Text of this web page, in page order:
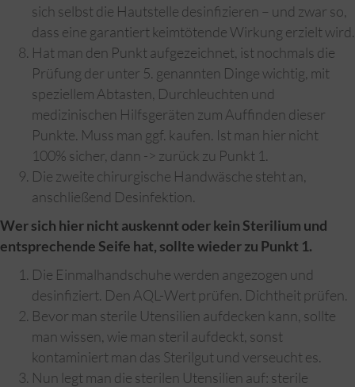
sich selbst die Hautstelle desinfizieren – und zwar so,
dass eine garantiert keimtötende Wirkung erzielt wird.
Hat man den Punkt aufgezeichnet, ist nochmals die
Prüfung der unter 5. genannten Dinge wichtig, mit
speziellem Abtasten, Durchleuchten und
medizinischen Hilfsgeräten zum Auffinden dieser
Punkte. Muss man ggf. kaufen. Ist man hier nicht
100% sicher, dann -> zurück zu Punkt 1.
Die zweite chirurgische Handwäsche steht an,
anschließend Desinfektion.
Wer sich hier nicht auskennt oder kein Sterilium und
entsprechende Seife hat, sollte wieder zu Punkt 1.
Die Einmalhandschuhe werden angezogen und
desinfiziert. Den AQL-Wert prüfen. Dichtheit prüfen.
Bevor man sterile Utensilien aufdecken kann, sollte
man wissen, wie man steril aufdeckt, sonst
kontaminiert man das Sterilgut und verseucht es.
Nun legt man die sterilen Utensilien auf: sterile